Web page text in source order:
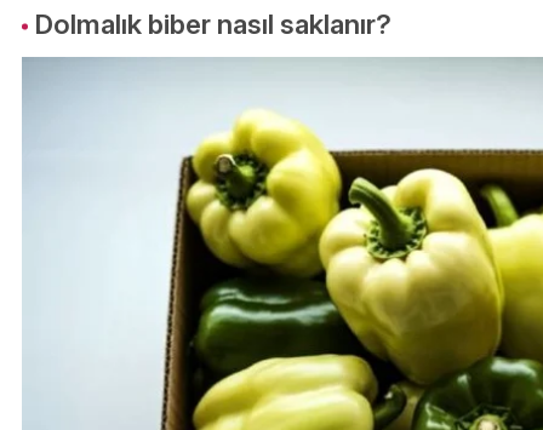
Dolmalık biber nasıl saklanır?